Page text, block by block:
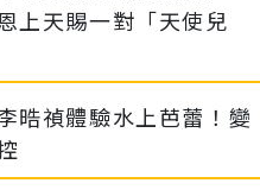
上天賜一對「天使兒
晧禎體驗水上芭蕾！變